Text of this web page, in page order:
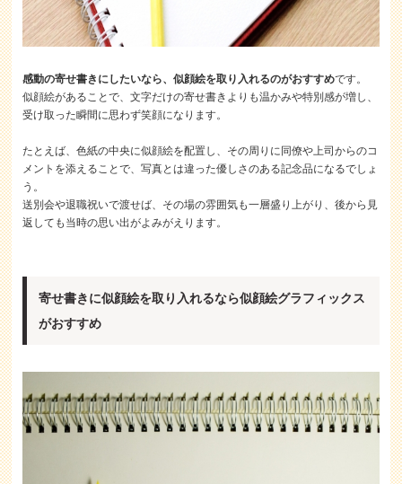
感動の寄せ書きにしたいなら、似顔絵を取り入れるのがおすすめです。
似顔絵があることで、文字だけの寄せ書きよりも温かみや特別感が増し、
受け取った瞬間に思わず笑顔になります。
たとえば、色紙の中央に似顔絵を配置し、その周りに同僚や上司からのコ
メントを添えることで、写真とは違った優しさのある記念品になるでしょ
う。
送別会や退職祝いで渡せば、その場の雰囲気も一層盛り上がり、後から見
返しても当時の思い出がよみがえります。
寄せ書きに似顔絵を取り入れるなら似顔絵グラフィックス
がおすすめ